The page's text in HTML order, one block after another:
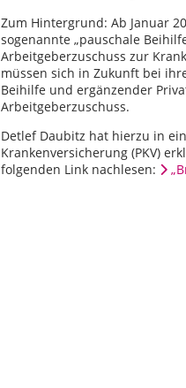
Zum Hintergrund: Ab Januar
sogenannte „pauschale
Arbeitgeberzuschuss zur
müssen sich in Zukunft bei
Beihilfe und ergänzender
Arbeitgeberzuschuss.
Detlef Daubitz hat hierzu in
Krankenversicherung (PKV)
folgenden Link nachlesen: